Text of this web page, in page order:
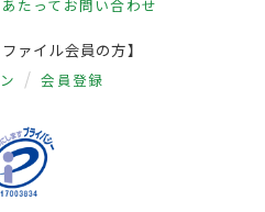
たって お問い合わせ
ァイル会員の方】
会員登録